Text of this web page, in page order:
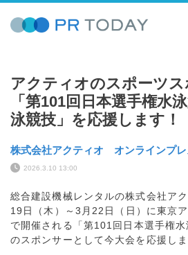
アクティオのスポーツ
「第101回日本選手権水
泳競技」を応援します！
株式会社アクティオ オンラインプレ
2026.3.10 13:00
総合建設機械レンタルの株式会社ア
19日（木）～3月22日（日）に東京
で開催される「第101回日本選手権水
のスポンサーとして今大会を応援しま